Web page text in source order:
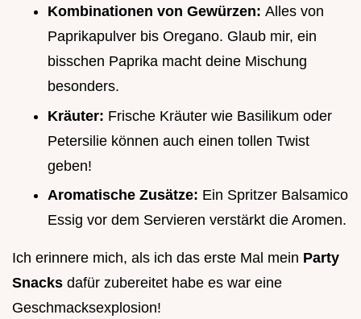
Kombinationen von Gewürzen: Alles von
Paprikapulver bis Oregano. Glaub mir, ein
bisschen Paprika macht deine Mischung
besonders.
Kräuter: Frische Kräuter wie Basilikum oder
Petersilie können auch einen tollen Twist
geben!
Aromatische Zusätze: Ein Spritzer Balsamico
Essig vor dem Servieren verstärkt die Aromen.
Ich erinnere mich, als ich das erste Mal mein Party
Snacks dafür zubereitet habe es war eine
Geschmacksexplosion!